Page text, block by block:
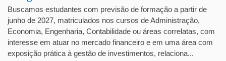
Buscamos estudantes com previsão de formação a partir de
junho de 2027, matriculados nos cursos de Administração,
Economia, Engenharia, Contabilidade ou áreas correlatas, com
interesse em atuar no mercado financeiro e em uma área com
exposição prática à gestão de investimentos, relaciona...